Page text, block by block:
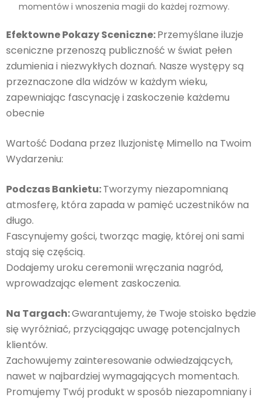
momentów i wnoszenia magii do każdej rozmowy.
Efektowne Pokazy Sceniczne:Przemyślane iluzje
sceniczne przenoszą publiczność w świat pełen
zdumienia i niezwykłych doznań. Nasze występy są
przeznaczone dla widzów w każdym wieku,
zapewniając fascynację i zaskoczenie każdemu
obecnie
Wartość Dodana przez Iluzjonistę Mimello na Twoim
Wydarzeniu:
Podczas Bankietu:Tworzymy niezapomnianą
atmosferę, która zapada w pamięć uczestników na
długo.
Fascynujemy gości, tworząc magię, której oni sami
stają się częścią.
Dodajemy uroku ceremonii wręczania nagród,
wprowadzając element zaskoczenia.
Na Targach:Gwarantujemy, że Twoje stoisko będzie
się wyróżniać, przyciągając uwagę potencjalnych
klientów.
Zachowujemy zainteresowanie odwiedzających,
nawet w najbardziej wymagających momentach.
Promujemy Twój produkt w sposób niezapomniany i